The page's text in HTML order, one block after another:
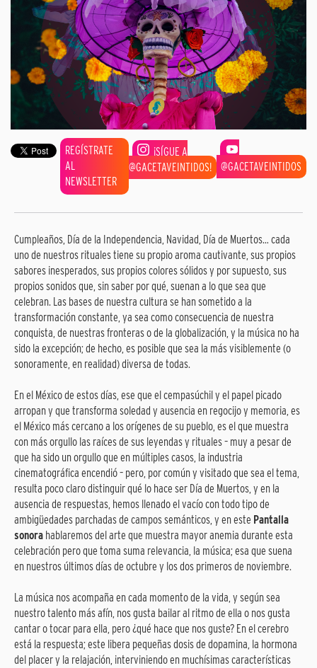
REGÍSTRATE
AL
NEWSLETTER
¡SÍGUE A
@GACETAVEINTIDOS!
@GACETAVEINTIDOS
Cumpleaños, Día de la Independencia, Navidad, Día de Muertos… cada
uno de nuestros rituales tiene su propio aroma cautivante, sus propios
sabores inesperados, sus propios colores sólidos y por supuesto, sus
propios sonidos que, sin saber por qué, suenan a lo que sea que
celebran. Las bases de nuestra cultura se han sometido a la
transformación constante, ya sea como consecuencia de nuestra
conquista, de nuestras fronteras o de la globalización, y la música no ha
sido la excepción; de hecho, es posible que sea la más visiblemente (o
sonoramente, en realidad) diversa de todas.
En el México de estos días, ese que el cempasúchil y el papel picado
arropan y que transforma soledad y ausencia en regocijo y memoria, es
el México más cercano a los orígenes de su pueblo, es el que muestra
con más orgullo las raíces de sus leyendas y rituales – muy a pesar de
que ha sido un orgullo que en múltiples casos, la industria
cinematográfica encendió – pero, por común y visitado que sea el tema,
resulta poco claro distinguir qué lo hace ser Día de Muertos, y en la
ausencia de respuestas, hemos llenado el vacío con todo tipo de
ambigüedades parchadas de campos semánticos, y en este Pantalla
sonora hablaremos del arte que muestra mayor anemia durante esta
celebración pero que toma suma relevancia, la música; esa que suena
en nuestros últimos días de octubre y los dos primeros de noviembre.
La música nos acompaña en cada momento de la vida, y según sea
nuestro talento más afín, nos gusta bailar al ritmo de ella o nos gusta
cantar o tocar para ella, pero ¿qué hace que nos guste? En el cerebro
está la respuesta; este libera pequeñas dosis de dopamina, la hormona
del placer y la relajación, interviniendo en muchísimas características